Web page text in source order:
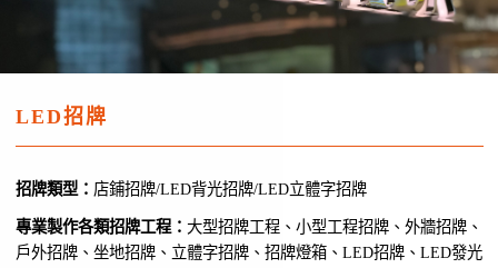
LED招牌
招牌類型： 店鋪招牌/LED背光招牌/LED立體字招牌
專業製作各類招牌工程： 大型招牌工程、小型工程招牌、外牆招牌、
戶外招牌、坐地招牌、立體字招牌、招牌燈箱、LED招牌、LED發光